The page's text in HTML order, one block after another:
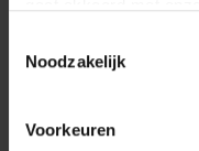
Noodzakelijk
Voorkeuren
Uitgewassen